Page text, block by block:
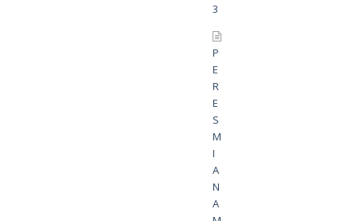
3
P
E
R
E
S
M
I
A
N
A